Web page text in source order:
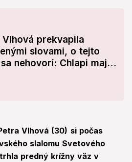
Vlhová prekvapila
slovami, o tejto
nehovorí: Chlapi majú
Vlhová (30) si počas
slalomu Svetového
predný krížny väz v